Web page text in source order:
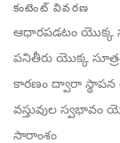
కంటెంట్ వివరణ
ఆధారపడటం యొక్క
పనితీరు యొక్క
కారణం ద్వారా స్థాపన
వస్తువుల స్వభావం
సారాంశం